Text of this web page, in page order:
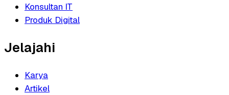
Konsultan IT
Produk Digital
Jelajahi
Karya
Artikel